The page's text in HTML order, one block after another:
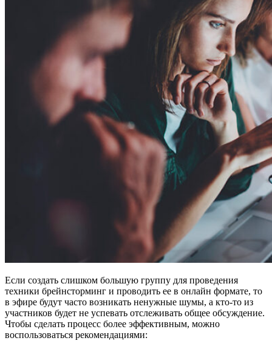
Если создать слишком большую группу для проведения
техники брейнсторминг и проводить ее в онлайн формате, то
в эфире будут часто возникать ненужные шумы, а кто-то из
участников будет не успевать отслеживать общее обсуждение.
Чтобы сделать процесс более эффективным, можно
воспользоваться рекомендациями: